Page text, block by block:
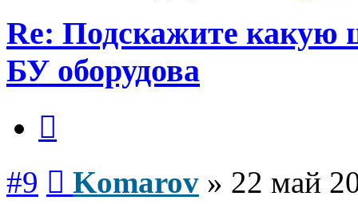
Re: Подскажите какую
БУ оборудова
#9 Komarov » 22 май